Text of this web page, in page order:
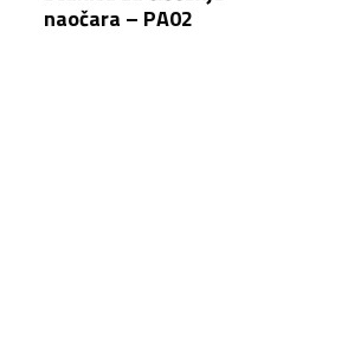
naočara – PA02